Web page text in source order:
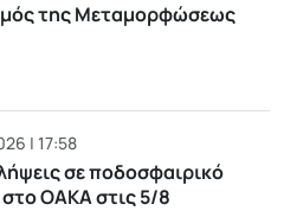
της Μεταμορφώσεως
| 17:58
σε ποδοσφαιρικό
ΟΑΚΑ στις 5/8